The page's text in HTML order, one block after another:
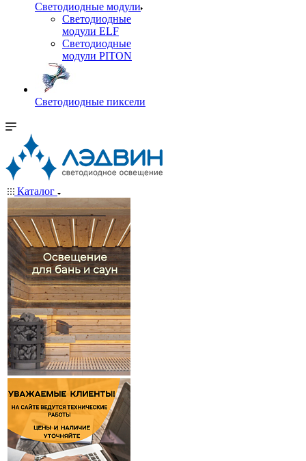
Светодиодные модули
Светодиодные
модули ELF
Светодиодные
модули PITON
Светодиодные пиксели
Каталог